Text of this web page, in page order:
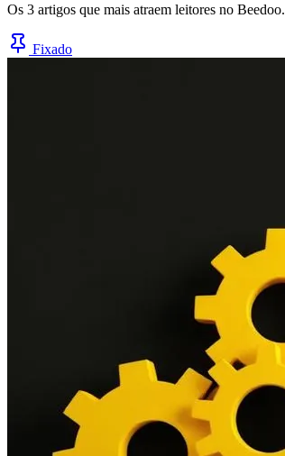
Os 3 artigos que mais atraem leitores no Beedoo.
Fixado